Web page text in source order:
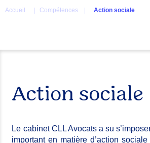
Accueil | Compétences | Action sociale
Action sociale
Le cabinet CLL Avocats a su
important en matière d’action